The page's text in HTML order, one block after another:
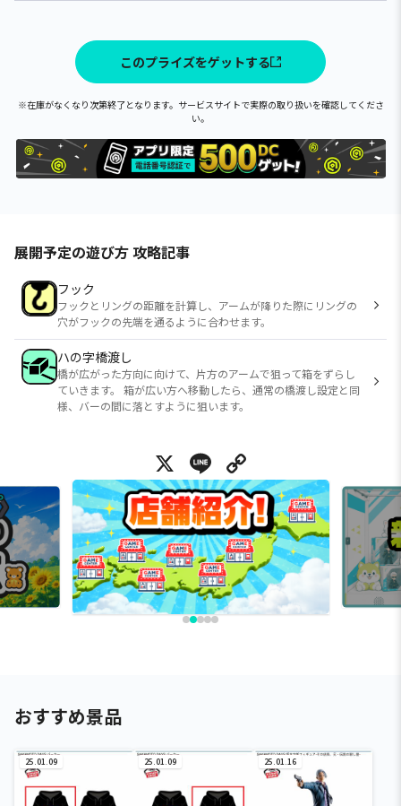
このプライズをゲットする
※在庫がなくなり次第終了となります。サービスサイトで実際の取り扱いを確認してくださ
い。
展開予定の遊び方 攻略記事
フック
フックとリングの距離を計算し、アームが降りた際にリングの
穴がフックの先端を通るように合わせます。
ハの字橋渡し
橋が広がった方向に向けて、片方のアームで狙って箱をずらし
ていきます。 箱が広い方へ移動したら、通常の橋渡し設定と同
様、バーの間に落とすように狙います。
X Line
おすすめ景品
25.01.09 25.01.09 25.01.16